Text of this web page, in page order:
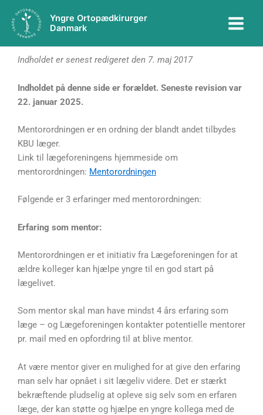
indholdet
Yngre Ortopædkirurger
Danmark
Menu
Indholdet er senest redigeret den 7. maj 2017
Indholdet på denne side er forældet. Seneste revision var
22. januar 2025.
Mentorordningen er en ordning der blandt andet tilbydes
KBU læger.
Link til lægeforeningens hjemmeside om
mentorordningen: Mentorordningen
Følgende er 3 erfaringer med mentorordningen:
Erfaring som mentor:
Mentorordningen er et initiativ fra Lægeforeningen for at
ældre kolleger kan hjælpe yngre til en god start på
lægelivet.
Som mentor skal man have mindst 4 års erfaring som
læge – og Lægeforeningen kontakter potentielle mentorer
pr. mail med en opfordring til at blive mentor.
At være mentor giver en mulighed for at give den erfaring
man selv har opnået i sit lægeliv videre. Det er stærkt
bekræftende pludselig at opleve sig selv som en erfaren
læge, der kan støtte og hjælpe en yngre kollega med de